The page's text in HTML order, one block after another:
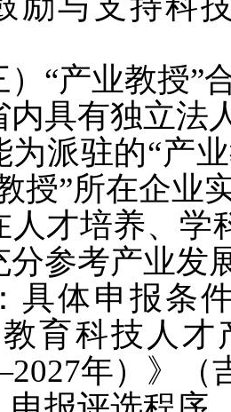
产业教授”合
有独立法人
驻的“产业
授”所在企业
培养、学
分参考产业发
体申报条件
育科技人
年）》